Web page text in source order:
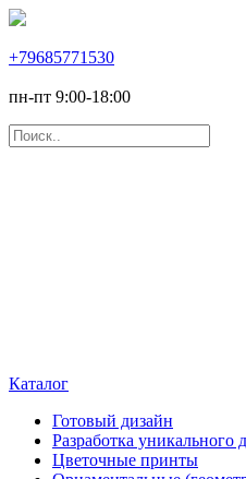
+79685771530
пн-пт 9:00-18:00
Каталог
Готовый дизайн
Разработка уникального
Цветочные принты